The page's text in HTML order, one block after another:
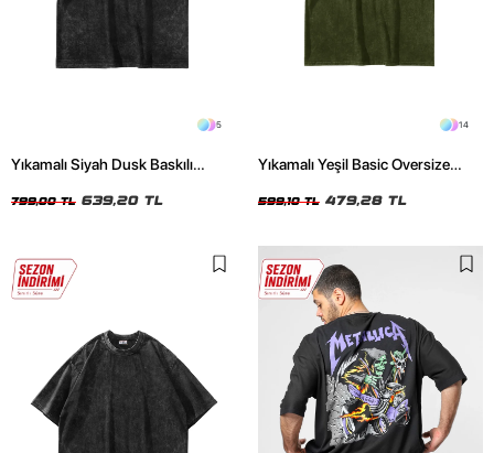
5
Yıkamalı Siyah Dusk Baskılı
799,00 TL 639,20 TL
14
Yıkamalı Yeşil Basic Oversize
599,10 TL 479,28 TL